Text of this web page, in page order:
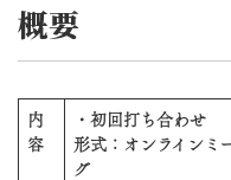
概要
内
容
・初回打ち合わせ
形式：オンラインミ
グ